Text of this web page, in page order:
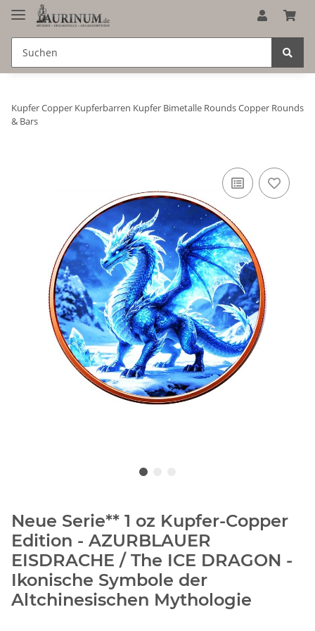
Kupfer Copper Kupferbarren Kupfer Bimetalle Rounds Copper Rounds
& Bars
Neue Serie** 1 oz Kupfer-Copper
Edition - AZURBLAUER
EISDRACHE / The ICE DRAGON -
Ikonische Symbole der
Altchinesischen Mythologie